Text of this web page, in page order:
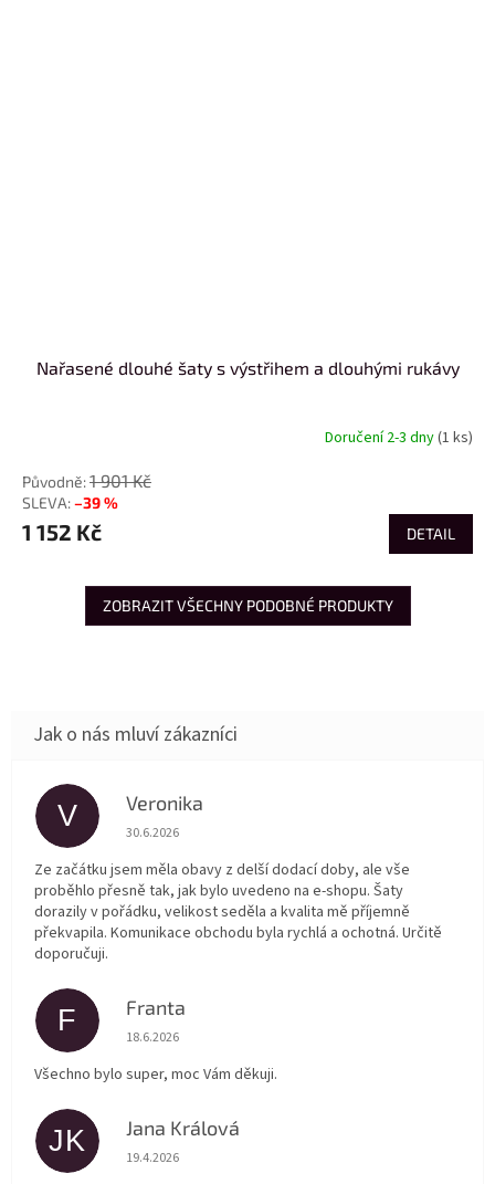
Nařasené dlouhé šaty s výstřihem a dlouhými rukávy
Doručení 2-3 dny(1 ks)
1 901 Kč
–39 %
1 152 Kč DETAIL
ZOBRAZIT VŠECHNY PODOBNÉ PRODUKTY
V Veronika
Hodnocení obchodu je 5 z 5 hvězdiček.
30.6.2026
Ze začátku jsem měla obavy z delší dodací doby, ale vše
proběhlo přesně tak, jak bylo uvedeno na e-shopu. Šaty
dorazily v pořádku, velikost seděla a kvalita mě příjemně
překvapila. Komunikace obchodu byla rychlá a ochotná. Určitě
doporučuji.
F Franta
Hodnocení obchodu je 5 z 5 hvězdiček.
18.6.2026
Všechno bylo super, moc Vám děkuji.
JK Jana Králová
Hodnocení obchodu je 5 z 5 hvězdiček.
19.4.2026